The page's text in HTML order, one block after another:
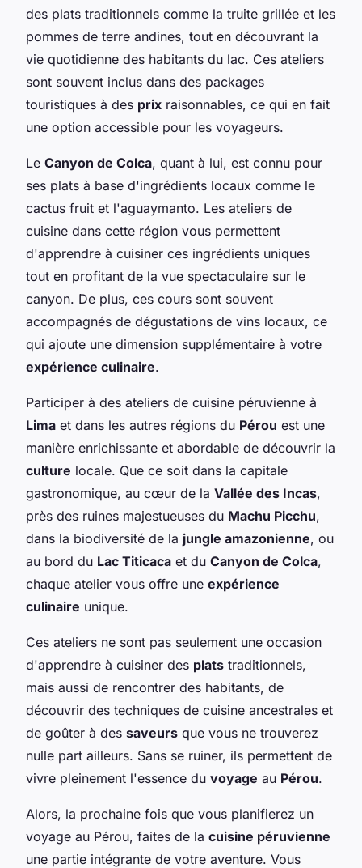
des plats traditionnels comme la truite grillée et les
pommes de terre andines, tout en découvrant la
vie quotidienne des habitants du lac. Ces ateliers
sont souvent inclus dans des packages
touristiques à des prix raisonnables, ce qui en fait
une option accessible pour les voyageurs.
Le Canyon de Colca, quant à lui, est connu pour
ses plats à base d'ingrédients locaux comme le
cactus fruit et l'aguaymanto. Les ateliers de
cuisine dans cette région vous permettent
d'apprendre à cuisiner ces ingrédients uniques
tout en profitant de la vue spectaculaire sur le
canyon. De plus, ces cours sont souvent
accompagnés de dégustations de vins locaux, ce
qui ajoute une dimension supplémentaire à votre
expérience culinaire.
Participer à des ateliers de cuisine péruvienne à
Lima et dans les autres régions du Pérou est une
manière enrichissante et abordable de découvrir la
culture locale. Que ce soit dans la capitale
gastronomique, au cœur de la Vallée des Incas,
près des ruines majestueuses du Machu Picchu,
dans la biodiversité de la jungle amazonienne, ou
au bord du Lac Titicaca et du Canyon de Colca,
chaque atelier vous offre une expérience
culinaire unique.
Ces ateliers ne sont pas seulement une occasion
d'apprendre à cuisiner des plats traditionnels,
mais aussi de rencontrer des habitants, de
découvrir des techniques de cuisine ancestrales et
de goûter à des saveurs que vous ne trouverez
nulle part ailleurs. Sans se ruiner, ils permettent de
vivre pleinement l'essence du voyage au Pérou.
Alors, la prochaine fois que vous planifierez un
voyage au Pérou, faites de la cuisine péruvienne
une partie intégrante de votre aventure. Vous